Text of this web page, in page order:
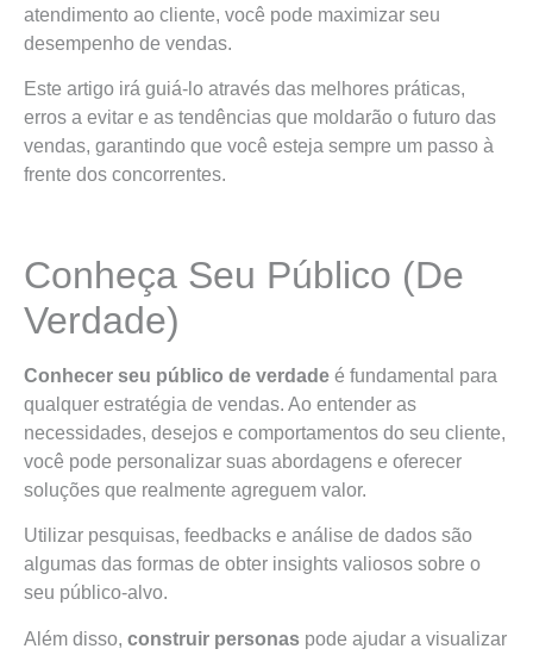
atendimento ao cliente, você pode maximizar seu
desempenho de vendas.
Este artigo irá guiá-lo através das melhores práticas,
erros a evitar e as tendências que moldarão o futuro das
vendas, garantindo que você esteja sempre um passo à
frente dos concorrentes.
Conheça Seu Público (De
Verdade)
Conhecer seu público de verdade é fundamental para
qualquer estratégia de vendas. Ao entender as
necessidades, desejos e comportamentos do seu cliente,
você pode personalizar suas abordagens e oferecer
soluções que realmente agreguem valor.
Utilizar pesquisas, feedbacks e análise de dados são
algumas das formas de obter insights valiosos sobre o
seu público-alvo.
Além disso, construir personas pode ajudar a visualizar